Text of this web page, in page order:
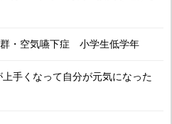
・空気嚥下症 小学生低学年
手くなって自分が元気になった